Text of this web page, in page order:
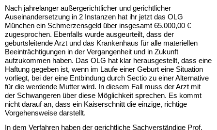
Nach jahrelanger außergerichtlicher und gerichtlicher
Auseinandersetzung in 2 Instanzen hat ihr jetzt das OLG
München ein Schmerzensgeld über insgesamt 65.000,00 €
zugesprochen. Ebenfalls wurde ausgeurteilt, dass der
geburtsleitende Arzt und das Krankenhaus für alle materiellen
Beeinträchtigungen in der Vergangenheit und in Zukunft
aufzukommen haben. Das OLG hat klar herausgestellt, dass eine
Haftung gegeben ist, wenn im Laufe einer Geburt eine Situation
vorliegt, bei der eine Entbindung durch Sectio zu einer Alternative
für die werdende Mutter wird. In diesem Fall muss der Arzt mit
der Schwangeren über diese Möglichkeit sprechen. Es kommt
nicht darauf an, dass ein Kaiserschnitt die einzige, richtige
Vorgehensweise darstellt.
In dem Verfahren haben der gerichtliche Sachverständige Prof.